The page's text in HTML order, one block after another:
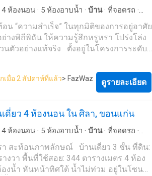
องตัวเอง 📞 สนใจทักแชทหรือโทร 📲
870----- 📲 ออย (สำนักงาน) 097-359----
-----2 #บ้านขอนแก่น #บ้านรีโนเวท
รา #บึงหนองโคตร #บ้านพร้อมอยู่
งนอน #บ้านสวยขอนแก่น #ยื่นกู้ฟรี #รับ
อนแก่น #บ้านมือสองรีโนเวทrฟ
4ห้องนอน · 5 ห้องอาบน้ำ · บ้าน · ที่จอดรถ ·
น “ความสำเร็จ” ในทุกมิติของการอยู่อาศัย
างพิถีพิถัน ให้ความรู้สึกหรูหรา โปร่งโล่ง
นตัวอย่างแท้จริง ตั้งอยู่ในโครงการระดับ
ย รายละเอียดทรัพย์: - บ้านเดี่ยว 3 ชั้น -
ตารางวา - พื้นที่ใช้สอย 367 ตารางเมตร -
| 4 ห้องน้ำ - Fully Furnished พร้อมเข้าอยู่
ปร่ง โล่ง และความหรูหรา - เฟอร์นิเจอร์
ใช้ไฟฟ้าครบ พร้อมใช้งาน - โครงการ
ะดับพรีเมียม ให้ความเป็นส่วนตัวสูง ราคา
าทรัพย์ 20 ล้านบาท * ราคาพิเศษเพียง
บาท ติดต่อสอบถาม / นัดชมบ้าน: คุณแม็ก
Private Viewing กรุณานัดหมายล่วง
เมื่อ 2 สัปดาห์ที่แล้ว> FazWaz
ดูรายละเอียด
ดี่ยว 4 ห้องนอน ใน ศิลา, ขอนแก่น
4ห้องนอน · 5 ห้องอาบน้ำ · บ้าน · ที่จอดรถ ·
นภาพลักษณ์ บ้านเดี่ยว 3 ชั้น ที่ดิน:
างวา พื้นที่ใช้สอย: 344 ตารางเมตร 4 ห้อง
งน้ำ หันหน้าทิศใต้ น้ำไม่ท่วม อยู่ในโซน